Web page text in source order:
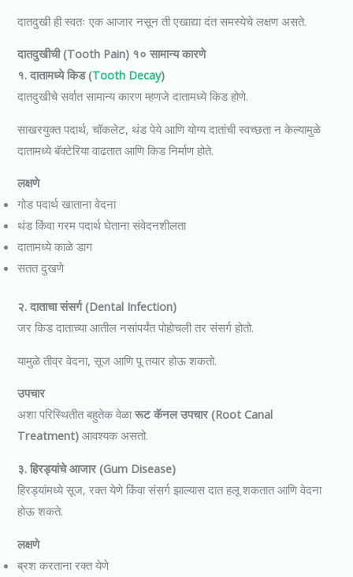
दातदुखी ही स्वतः एक आजार नसून ती एखाद्या दंत समस्येचे लक्षण असते.
दातदुखीची (Tooth Pain) १० सामान्य कारणे
१. दातामध्ये किड (Tooth Decay)
दातदुखीचे सर्वात सामान्य कारण म्हणजे दातामध्ये किड होणे.
साखरयुक्त पदार्थ, चॉकलेट, थंड पेये आणि योग्य दातांची स्वच्छता न केल्यामुळे
दातामध्ये बॅक्टेरिया वाढतात आणि किड निर्माण होते.
लक्षणे
गोड पदार्थ खाताना वेदना
थंड किंवा गरम पदार्थ घेताना संवेदनशीलता
दातामध्ये काळे डाग
सतत दुखणे
२. दाताचा संसर्ग (Dental Infection)
जर किड दाताच्या आतील नसांपर्यंत पोहोचली तर संसर्ग होतो.
यामुळे तीव्र वेदना, सूज आणि पू तयार होऊ शकतो.
उपचार
अशा परिस्थितीत बहुतेक वेळारूट कॅनल उपचार (Root Canal
Treatment) आवश्यक असतो.
३. हिरड्यांचे आजार (Gum Disease)
हिरड्यांमध्ये सूज, रक्त येणे किंवा संसर्ग झाल्यास दात हलू शकतात आणि वेदना
होऊ शकते.
लक्षणे
ब्रश करताना रक्त येणे